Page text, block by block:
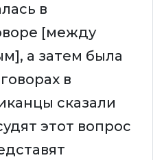
в
[между
а затем была
в
сказали
этот вопрос